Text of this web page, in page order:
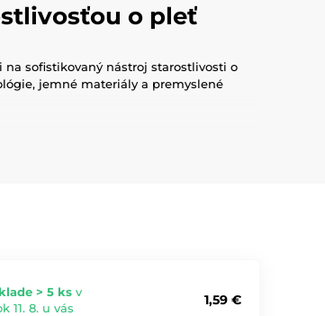
o pleť
sofistikovaný nástroj starostlivosti o
jemné materiály a premyslené
prostredie — bráni odparovaniu
> 5 ks v
11. 8. u vás
1,59 €